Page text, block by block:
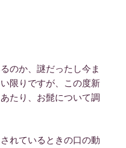
のか、謎だったし今ま
限りですが、この度新
たり、お髭について調
れているときの口の動